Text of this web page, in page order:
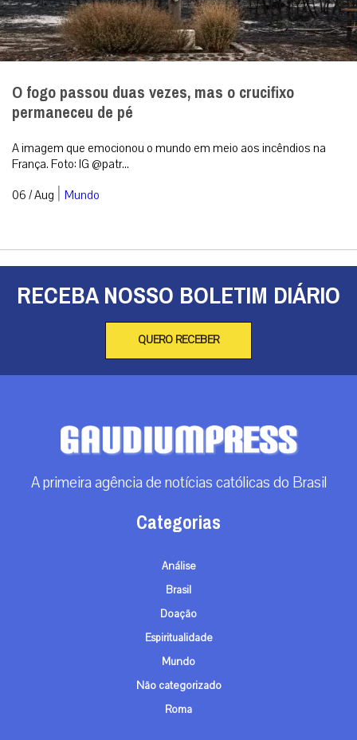
O fogo passou duas vezes, mas o crucifixo
permaneceu de pé
A imagem que emocionou o mundo em meio aos incêndios na
França. Foto: IG @patr...
06 / Aug | Mundo
RECEBA NOSSO BOLETIM DIÁRIO
QUERO RECEBER
A primeira agência de notícias católicas do Brasil
Categorias
Análise
Brasil
Doação
Espiritualidade
Mundo
Não categorizado
Roma